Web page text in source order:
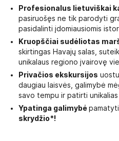
Profesionalus lietuviškai
pasiruošęs ne tik parodyti
pasidalinti įdomiausiomis
Kruopščiai sudėliotas
skirtingas Havajų salas,
unikalaus regiono įvairovę
Privačios ekskursijos
daugiau laisvės, galimybė
savo tempu ir patirti
Ypatinga galimybė
skrydžio*!